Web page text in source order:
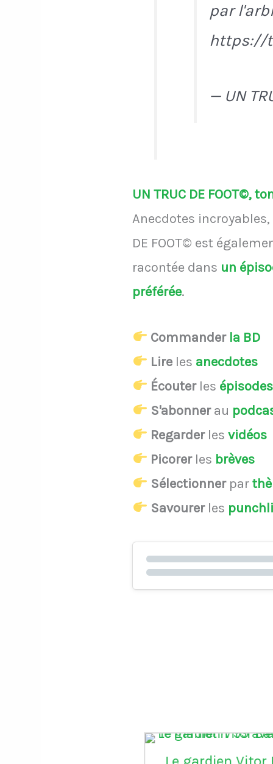
par
https://
— UN
UN TRUC DE FOOT©,
Anecdotes
DE FOOT© est
racontée dans un
préférée.
Commander la BD
Lire les anecdotes
Écouterles épisodes
S'abonnerau
Regarderlesvidéos
Picorerles brèves
Sélectionnerpar
Savourerles